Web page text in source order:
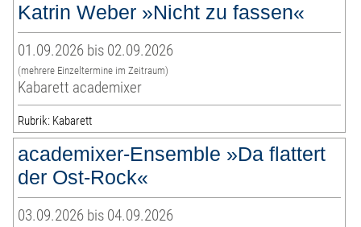
Katrin Weber »Nicht zu fassen«
01.09.2026 bis 02.09.2026
(mehrere Einzeltermine im Zeitraum)
Kabarett academixer
Rubrik: Kabarett
academixer-Ensemble »Da flattert
der Ost-Rock«
03.09.2026 bis 04.09.2026